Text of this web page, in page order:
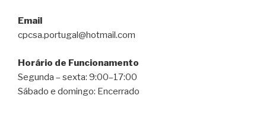
Email
cpcsa.portugal@hotmail.com
Horário de Funcionamento
Segunda – sexta: 9:00–17:00
Sábado e domingo: Encerrado